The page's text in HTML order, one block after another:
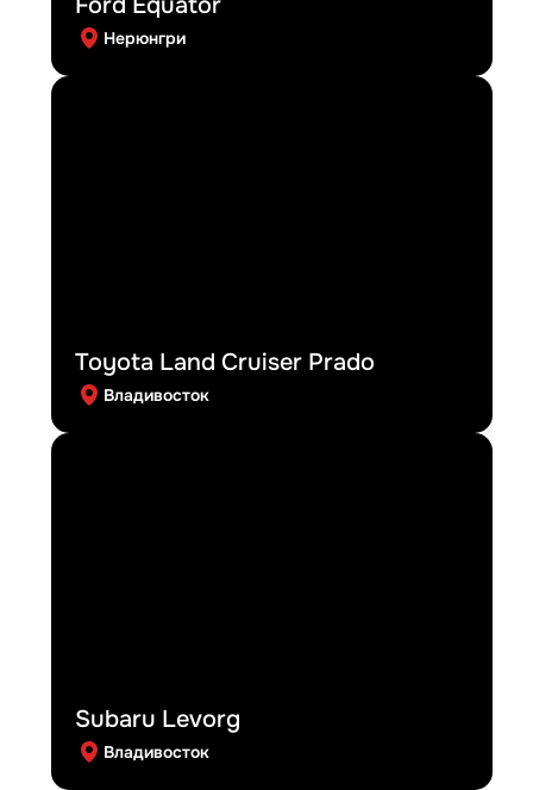
Нерюнгри
Toyota Land Cruiser Prado
Владивосток
Subaru Levorg
Владивосток